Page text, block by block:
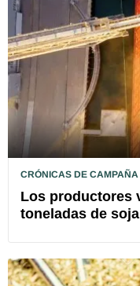
CRÓNICAS DE CAMPAÑA
Los productores
toneladas de